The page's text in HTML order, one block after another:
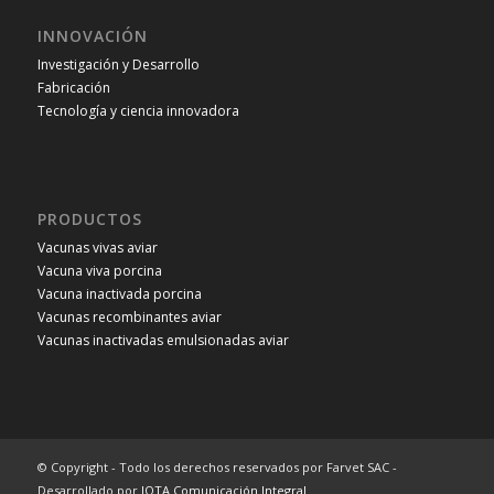
INNOVACIÓN
Investigación y Desarrollo
Fabricación
Tecnología y ciencia innovadora
PRODUCTOS
Vacunas vivas aviar
Vacuna viva porcina
Vacuna inactivada porcina
Vacunas recombinantes aviar
Vacunas inactivadas emulsionadas aviar
© Copyright - Todo los derechos reservados por Farvet SAC -
Desarrollado por JOTA Comunicación Integral